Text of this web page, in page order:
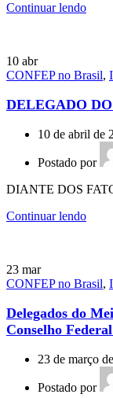
Continuar lendo
10 abr
CONFEP no Brasil,
DELEGADO
10 de abril de
Postado por
DIANTE DOS
Continuar lendo
23 mar
CONFEP no Brasil,
Delegados do
Conselho
23 de março
Postado por